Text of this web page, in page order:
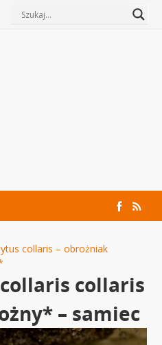
collaris – obrożniak
collaris
– samiec